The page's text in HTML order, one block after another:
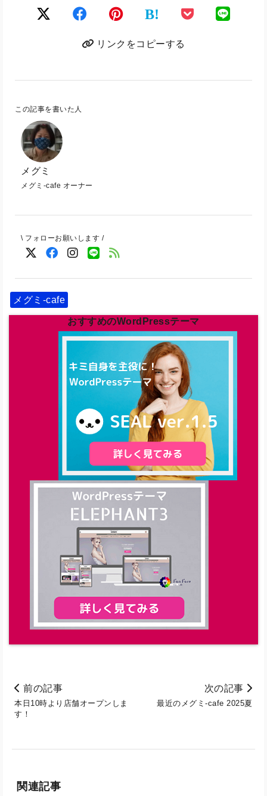
B!
リンクをコピーする
この記事を書いた人
メグミ
メグミ-cafe オーナー
\ フォローお願いします /
メグミ-cafe
おすすめのWordPressテーマ
前の記事
本日10時より店舗オープンしま
す！
次の記事
最近のメグミ-cafe 2025夏
関連記事